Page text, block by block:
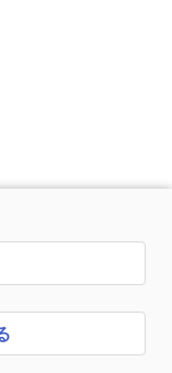
ンツはページのフ